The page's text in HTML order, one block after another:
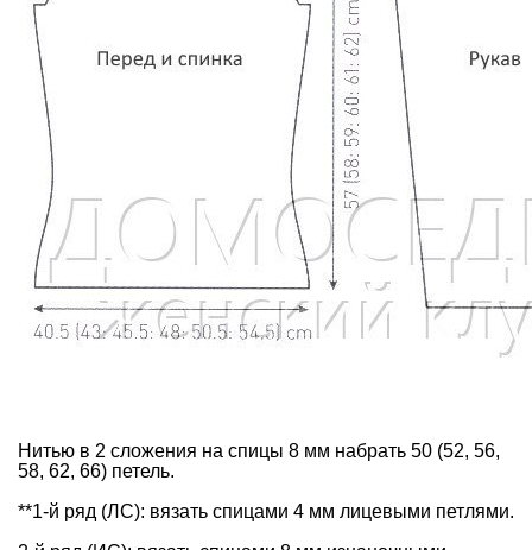
Нитью в 2 сложения на спицы 8 мм набрать 50 (52, 56,
58, 62, 66) петель.
**1-й ряд (ЛС): вязать спицами 4 мм лицевыми петлями.